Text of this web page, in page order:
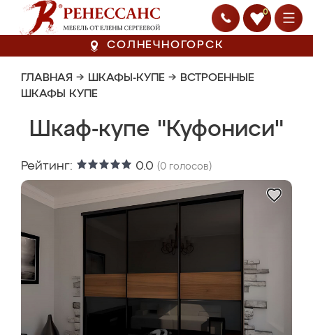
0
СОЛНЕЧНОГОРСК
ГЛАВНАЯ → ШКАФЫ-КУПЕ → ВСТРОЕННЫЕ
ШКАФЫ КУПЕ
Шкаф-купе "Куфониси"
Рейтинг: 0.0 (0 голосов)